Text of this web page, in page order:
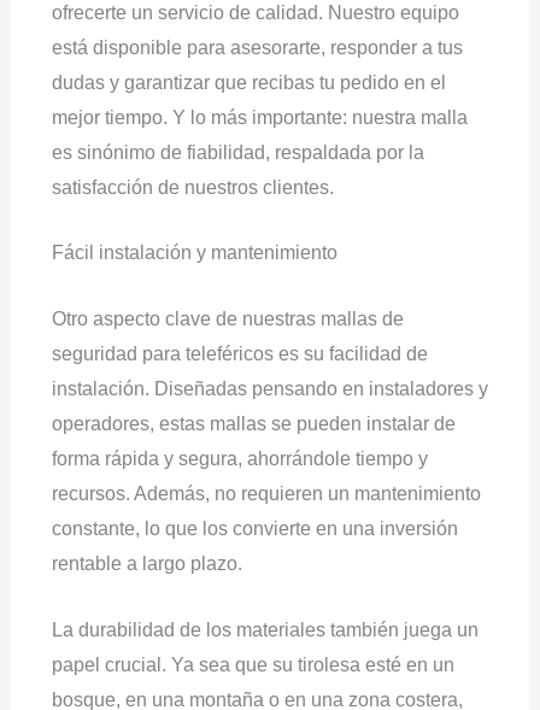
ofrecerte un servicio de calidad. Nuestro equipo
está disponible para asesorarte, responder a tus
dudas y garantizar que recibas tu pedido en el
mejor tiempo. Y lo más importante: nuestra malla
es sinónimo de fiabilidad, respaldada por la
satisfacción de nuestros clientes.
Fácil instalación y mantenimiento
Otro aspecto clave de nuestras mallas de
seguridad para teleféricos es su facilidad de
instalación. Diseñadas pensando en instaladores y
operadores, estas mallas se pueden instalar de
forma rápida y segura, ahorrándole tiempo y
recursos. Además, no requieren un mantenimiento
constante, lo que los convierte en una inversión
rentable a largo plazo.
La durabilidad de los materiales también juega un
papel crucial. Ya sea que su tirolesa esté en un
bosque, en una montaña o en una zona costera,